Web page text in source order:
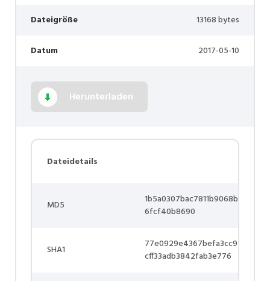
Dateigröße 13168 bytes
Datum 2017-05-10
Herunterladen
Dateidetails
MD5
1b5a0307bac7811b9068b
6fcf40b8690
SHA1
77e0929e4367befa3cc9
cff33adb3842fab3e776